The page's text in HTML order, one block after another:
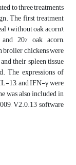
to three treatments
The first treatment
(without oak acorn),
20% oak acorn,
broiler chickens were
their spleen tissue
The expressions of
13, and IFN-γ were
was also included in
V2.0.13 software